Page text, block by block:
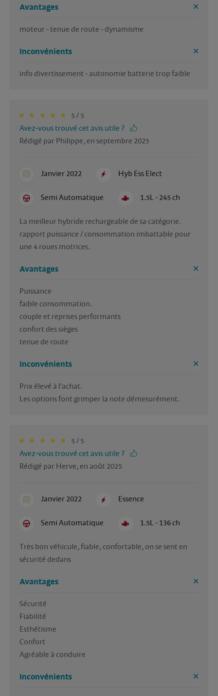
Avantages
moteur - tenue de route - dynamisme
Inconvénients
info divertissement - autonomie batterie trop faible
5 / 5
Avez-vous trouvé cet avis utile ?
Rédigé par Philippe, en septembre 2025
Janvier 2022 Hyb Ess Elect
Semi Automatique 1.5L - 245 ch
La meilleur hybride rechargeable de sa catégorie.
rapport puissance / consommation imbattable pour
une 4 roues motrices.
Avantages
Puissance
faible consommation.
couple et reprises performants
confort des sièges
tenue de route
Inconvénients
Prix élevé à l'achat.
Les options font grimper la note démesurément.
5 / 5
Avez-vous trouvé cet avis utile ?
Rédigé par Herve, en août 2025
Janvier 2022 Essence
Semi Automatique 1.5L - 136 ch
Très bon véhicule, fiable, confortable, on se sent en
sécurité dedans
Avantages
Sécurité
Fiabilité
Esthétisme
Confort
Agréable à conduire
Inconvénients